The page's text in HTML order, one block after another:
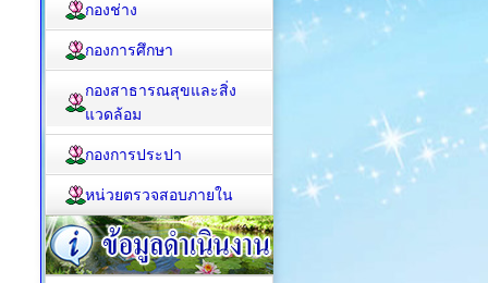
กองช่าง
กองการศึกษา
กองสาธารณสุขและสิ่ง
แวดล้อม
กองการประปา
หน่วยตรวจสอบภายใน